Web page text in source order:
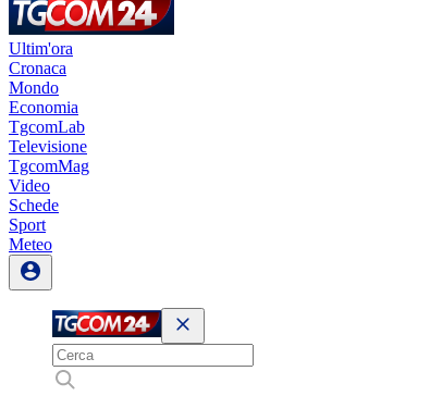
Ultim'ora
Cronaca
Mondo
Economia
TgcomLab
Televisione
TgcomMag
Video
Schede
Sport
Meteo